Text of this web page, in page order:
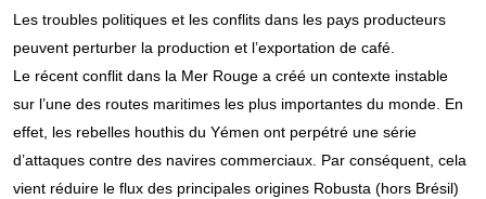
Les troubles politiques et les conflits dans les pays producteurs
peuvent perturber la production et l’exportation de café.
Le récent conflit dans la Mer Rouge a créé un contexte instable
sur l’une des routes maritimes les plus importantes du monde. En
effet, les rebelles houthis du Yémen ont perpétré une série
d’attaques contre des navires commerciaux. Par conséquent, cela
vient réduire le flux des principales origines Robusta (hors Brésil)